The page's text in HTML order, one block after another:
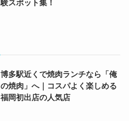
験スポット集！
博多駅近くで焼肉ランチなら「俺
の焼肉」へ｜コスパよく楽しめる
福岡初出店の人気店